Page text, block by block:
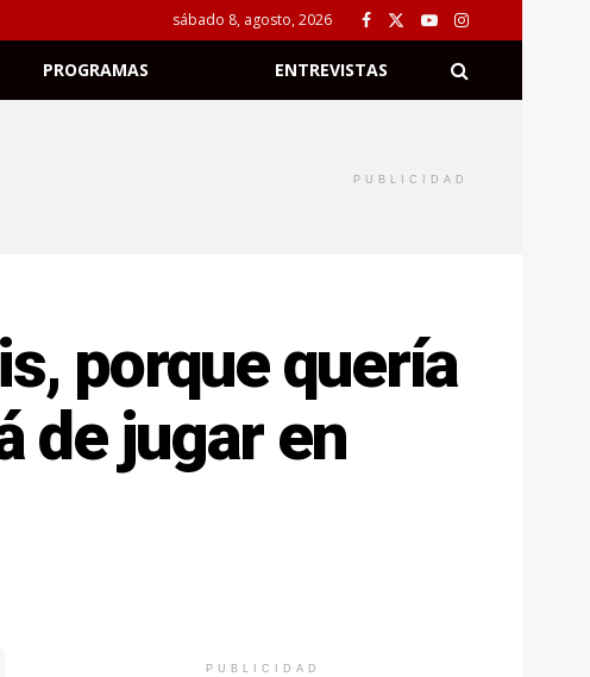
sábado 8, agosto, 2026
PROGRAMAS ENTREVISTAS
PUBLICIDAD
porque quería
de jugar en
PUBLICIDAD